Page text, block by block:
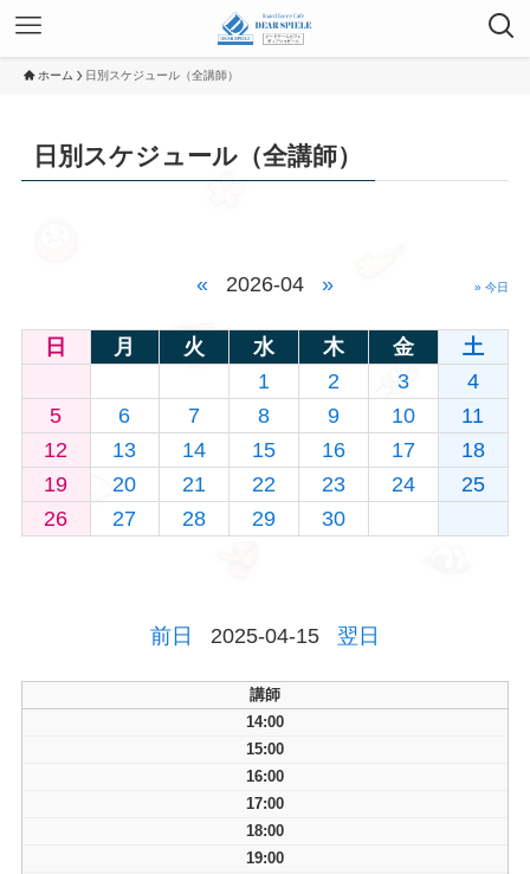
ホーム 日別スケジュール（全講師）
日別スケジュール（全講師）
« 2026-04 » » 今日
日 月 火 水 木 金
土
1
2 3
4
5
6 7 8 9 10
11
12
13 14 15 16 17
18
19
20 21 22 23 24
25
26
27 28 29 30
前日 2025-04-15 翌日
講師
14:00
15:00
16:00
17:00
18:00
19:00